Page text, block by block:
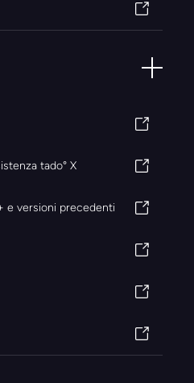
tado° X
e versioni precedenti